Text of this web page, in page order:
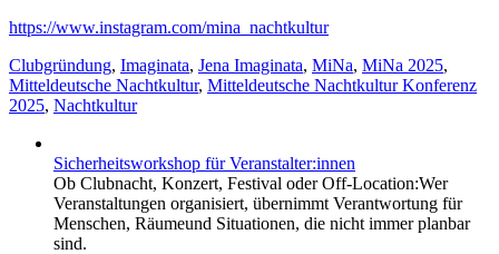
https://www.instagram.com/mina_nachtkultur
Clubgründung, Imaginata, Jena Imaginata, MiNa, MiNa 2025,
Mitteldeutsche Nachtkultur, Mitteldeutsche Nachtkultur Konferenz
2025, Nachtkultur
Sicherheitsworkshop für Veranstalter:innen
Ob Clubnacht, Konzert, Festival oder Off-Location:Wer
Veranstaltungen organisiert, übernimmt Verantwortung für
Menschen, Räumeund Situationen, die nicht immer planbar
sind.